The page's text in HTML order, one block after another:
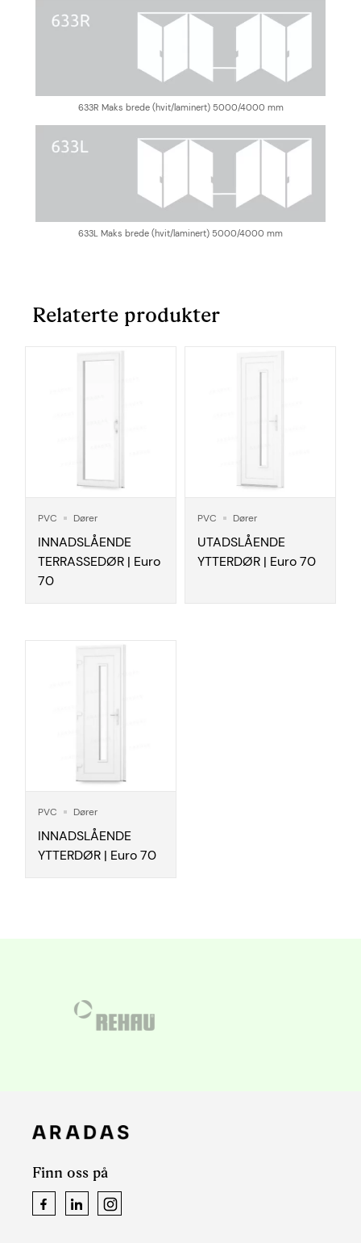
633R Maks brede (hvit/laminert) 5000/4000 mm
633L Maks brede (hvit/laminert) 5000/4000 mm
Relaterte produkter
PVC Dører
INNADSLÅENDE
TERRASSEDØR | Euro
70
PVC Dører
UTADSLÅENDE
YTTERDØR | Euro 70
PVC Dører
INNADSLÅENDE
YTTERDØR | Euro 70
Finn oss på
FacebookLinkedInInstagram